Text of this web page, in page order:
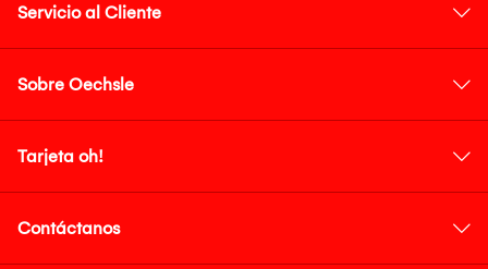
Servicio al Cliente
Sobre Oechsle
Tarjeta oh!
Contáctanos